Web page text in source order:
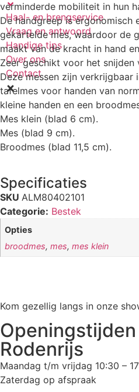
Haal- en brengservice
Vraag en antwoord
Handige tips
Over ons
Contact
verminderde mobiliteit in hun
De handgreep is ergonomisch
gekartelde mes, waardoor de
maakt van de kracht in hand
Zeer geschikt voor het snijden
Deze messen zijn verkrijgbaar
tafelmes voor handen van
kleine handen en een
Mes klein (blad 6 cm).
Mes (blad 9 cm).
Broodmes (blad 11,5 cm).
Specificaties
SKU ALM80402101
Categorie: Bestek
Opties
broodmes,mes,mes klein
Kom gezellig langs in onze
Rodenrijs
Maandag t/m vrijdag 10:30 –
Zaterdag op afspraak